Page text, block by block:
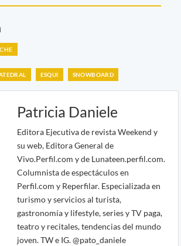
ESQUI SNOWBOARD
Patricia Daniele
Editora Ejecutiva de revista Weekend y
su web, Editora General de
Vivo.Perfil.com y de Lunateen.perfil.com.
Columnista de espectáculos en
Perfil.com y Reperfilar. Especializada en
turismo y servicios al turista,
gastronomía y lifestyle, series y TV paga,
teatro y recitales, tendencias del mundo
joven. TW e IG. @pato_daniele